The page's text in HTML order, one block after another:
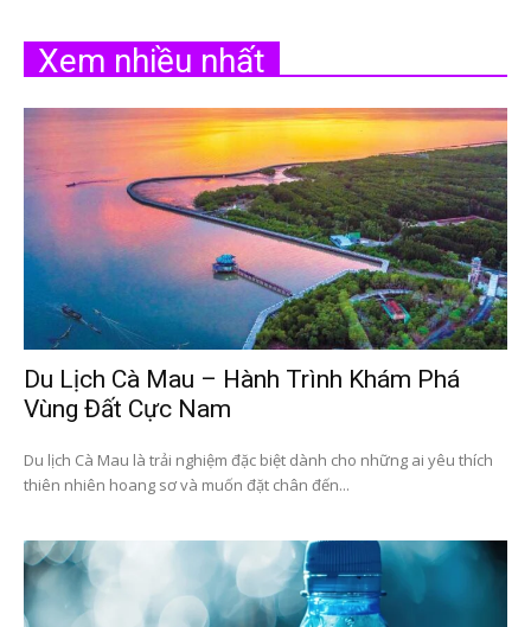
Xem nhiều nhất
Du Lịch Cà Mau – Hành Trình Khám Phá
Vùng Đất Cực Nam
Du lịch Cà Mau là trải nghiệm đặc biệt dành cho những ai yêu thích
thiên nhiên hoang sơ và muốn đặt chân đến...